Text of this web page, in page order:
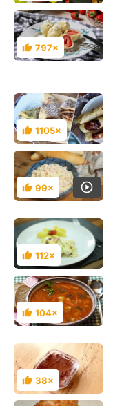
Hodnocení
797×
Hodnocení
1105×
Hodnocení
99×
Hodnocení
112×
Hodnocení
104×
Hodnocení
38×